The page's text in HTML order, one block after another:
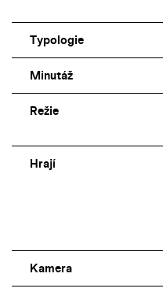
Typologie
Minutáž
Režie
Hrají
Kamera